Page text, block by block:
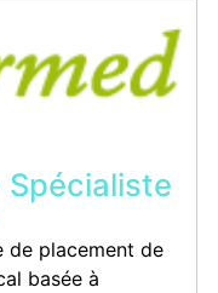
Spécialiste
de placement de
basée à